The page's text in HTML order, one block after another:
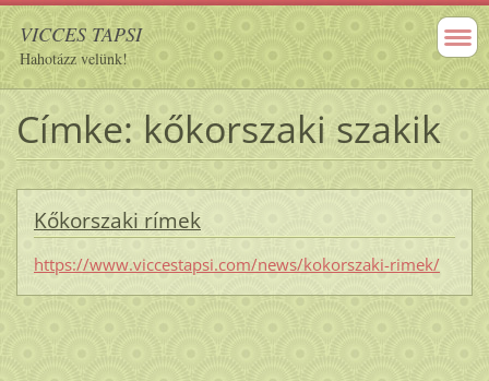
VICCES TAPSI
Hahotázz velünk!
Címke: kőkorszaki szakik
Kőkorszaki rímek
https://www.viccestapsi.com/news/kokorszaki-rimek/